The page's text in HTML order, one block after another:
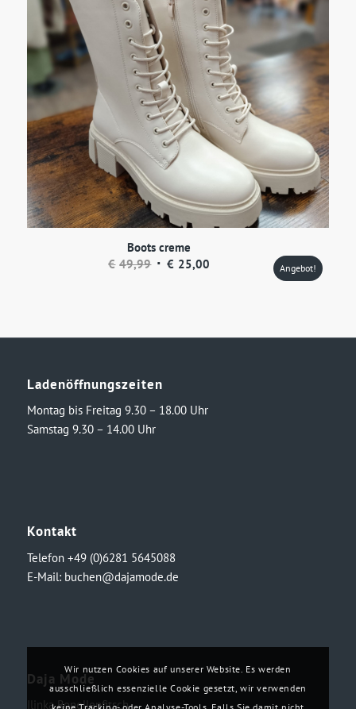
Boots creme
€ 49,99 Ursprünglicher
€ 25,00 Angebot!
Ladenöffnungszeiten
Montag bis Freitag 9.30 – 18.00 Uhr
Samstag 9.30 – 14.00 Uhr
Kontakt
Telefon +49 (0)6281 5645088
E-Mail: buchen@dajamode.de
Daja Mode
Ilinka Ronellenfitsch
Wir nutzen Cookies auf unserer Website. Es werden
ausschließlich essenzielle Cookie gesetzt, wir verwenden